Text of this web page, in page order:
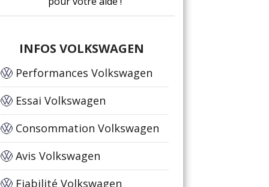
INFOS VOLKSWAGEN
Performances Volkswagen
Essai Volkswagen
Consommation Volkswagen
Avis Volkswagen
Fiabilité Volkswagen